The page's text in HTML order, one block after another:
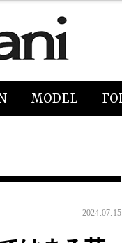
MODEL
2024.07.15